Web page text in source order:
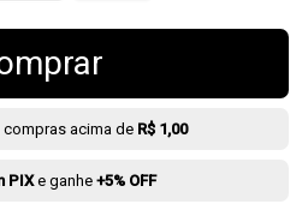
acima de R$ 1,00
PIXe ganhe +5% OFF